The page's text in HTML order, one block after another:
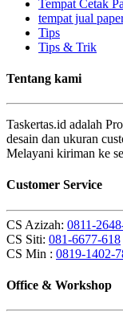
Tempat Cetak
tempat jual
Tips
Tips & Trik
Tentang kami
Taskertas.id adalah
desain dan ukuran
Melayani kiriman ke
Customer Service
CS Azizah: 0811-
CS Siti: 081-6677-618
CS Min : 0819-1402-
Office & Workshop